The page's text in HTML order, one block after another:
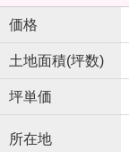
価格
土地面積(坪数)
坪単価
所在地